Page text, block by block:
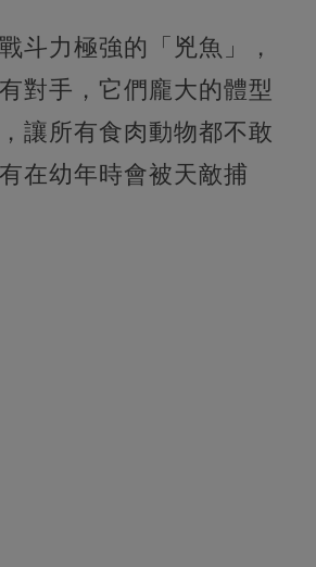
斗力極強的「兇魚」，
對手，它們龐大的體型
讓所有食肉動物都不敢
在幼年時會被天敵捕